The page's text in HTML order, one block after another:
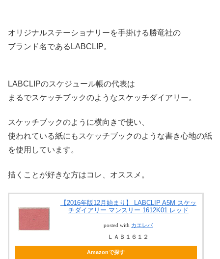
オリジナルステーショナリーを手掛ける勝竜社の
ブランド名であるLABCLIP。
LABCLIPのスケジュール帳の代表は
まるでスケッチブックのようなスケッチダイアリー。
スケッチブックのように横向きで使い、
使われている紙にもスケッチブックのような書き心地の紙
を使用しています。
描くことが好きな方はコレ、オススメ。
【2016年版12月始まり】 LABCLIP A5M スケッ
チダイアリー マンスリー 1612K01 レッド
posted with カエレバ
ＬＡＢ１６１２
Amazonで探す